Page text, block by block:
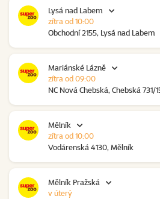
Lysá nad Labem
Obchodní 2155, Lysá nad Labem
zítra od 10:00
Mariánské Lázně
NC Nová Chebská, Chebská 731/
zítra od 09:00
Mělník
Vodárenská 4130, Mělník
zítra od 10:00
Mělník Pražská
v úterý